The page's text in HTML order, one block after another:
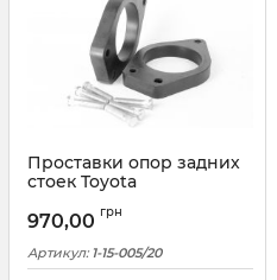
Проставки опор задних
стоек Toyota
15-005/20)
970,00 грн
Артикул: 1-15-005/20